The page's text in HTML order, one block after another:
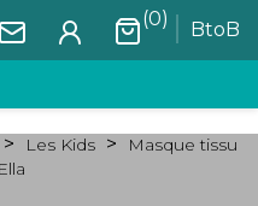
BtoB
(0)
Les Kids
Masque tissu